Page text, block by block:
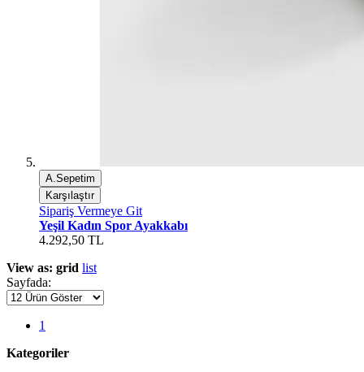
A.Sepetim
Karşılaştır
Sipariş Vermeye Git
Yeşil Kadın Spor Ayakkabı
4.292,50 TL
View as: grid list
Sayfada:
1
Kategoriler